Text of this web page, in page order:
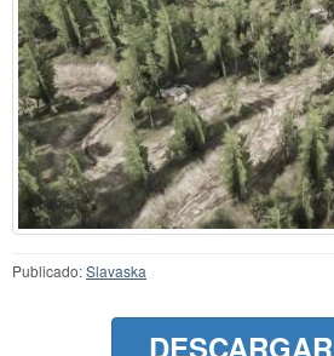
Publicado:Slavaska
DESCARGAR